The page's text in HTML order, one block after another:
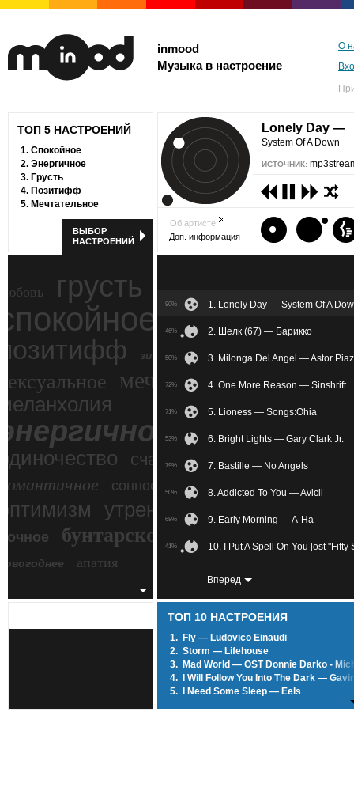
inmood
Музыка в настроение
О
ТОП 5 НАСТРОЕНИЙ
1. Спокойное
2. Энергичное
3. Грусть
4. Позитифф
5. Мечтательное
ВЫБОР
НАСТРОЕНИЙ
грусть
ностальгия
зимний экстрим
мечтательное
счастье
сонное
утреннее злость
бунтарское
беспокойное
апатия
Lonely Day —
System Of A Down
ИСТОЧНИК:
Об артисте
Доп. информация
90% 1. Lonely Day — System Of A
46% 2. Шелк (67) — Барикко
50% 3. Milonga Del Angel — Astor
72% 4. One More Reason — Sinshrift
71% 5. Lioness — Songs:Ohia
53% 6. Bright Lights — Gary Clark Jr.
79% 7. Bastille — No Angels
50% 8. Addicted To You — Avicii
68% 9. Early Morning — A-Ha
41% 10. I Put A Spell On You [ost
11. Love Isnt Intact —
82% 12. S'il Ne Reste Qu'un Ami —
78% 14. Flaming June (Reuben
76% 15. Wilco — How To Fight
57% 16. To Remember — Signs Of
Вперед
ТОП 10 НАСТРОЕНИЯ
1. Fly — Ludovico Einaudi
2. Storm — Lifehouse
3. Mad World — OST Donnie Darko -
4.
I Will Follow You Into The Dark —
5.
I Need Some Sleep — Eels